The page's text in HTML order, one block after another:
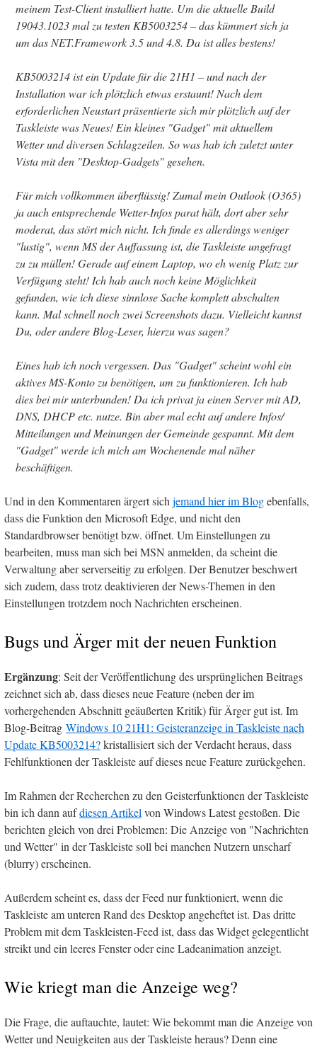
meinem Test-Client installiert hatte. Um die aktuelle Build
19043.1023 mal zu testen KB5003254 – das kümmert sich ja
um das NET.Framework 3.5 und 4.8. Da ist alles bestens!
KB5003214 ist ein Update für die 21H1 – und nach der
Installation war ich plötzlich etwas erstaunt! Nach dem
erforderlichen Neustart präsentierte sich mir plötzlich auf der
Taskleiste was Neues! Ein kleines "Gadget" mit aktuellem
Wetter und diversen Schlagzeilen. So was hab ich zuletzt unter
Vista mit den "Desktop-Gadgets" gesehen.
Für mich vollkommen überflüssig! Zumal mein Outlook (O365)
ja auch entsprechende Wetter-Infos parat hält, dort aber sehr
moderat, das stört mich nicht. Ich finde es allerdings weniger
"lustig", wenn MS der Auffassung ist, die Taskleiste ungefragt
zu zu müllen! Gerade auf einem Laptop, wo eh wenig Platz zur
Verfügung steht! Ich hab auch noch keine Möglichkeit
gefunden, wie ich diese sinnlose Sache komplett abschalten
kann. Mal schnell noch zwei Screenshots dazu. Vielleicht kannst
Du, oder andere Blog-Leser, hierzu was sagen?
Eines hab ich noch vergessen. Das "Gadget" scheint wohl ein
aktives MS-Konto zu benötigen, um zu funktionieren. Ich hab
dies bei mir unterbunden! Da ich privat ja einen Server mit AD,
DNS, DHCP etc. nutze. Bin aber mal echt auf andere Infos/
Mitteilungen und Meinungen der Gemeinde gespannt. Mit dem
"Gadget" werde ich mich am Wochenende mal näher
beschäftigen.
Und in den Kommentaren ärgert sichjemand hier im Blogebenfalls,
dass die Funktion den Microsoft Edge, und nicht den
Standardbrowser benötigt bzw. öffnet. Um Einstellungen zu
bearbeiten, muss man sich bei MSN anmelden, da scheint die
Verwaltung aber serverseitig zu erfolgen. Der Benutzer beschwert
sich zudem, dass trotz deaktivieren der News-Themen in den
Einstellungen trotzdem noch Nachrichten erscheinen.
Bugs und Ärger mit der neuen Funktion
Ergänzung: Seit der Veröffentlichung des ursprünglichen Beitrags
zeichnet sich ab, dass dieses neue Feature (neben der im
vorhergehenden Abschnitt geäußerten Kritik) für Ärger gut ist. Im
Blog-Beitrag Windows 10 21H1: Geisteranzeige in Taskleiste nach
Update KB5003214?kristallisiert sich der Verdacht heraus, dass
Fehlfunktionen der Taskleiste auf dieses neue Feature zurückgehen.
Im Rahmen der Recherchen zu den Geisterfunktionen der Taskleiste
bin ich dann aufdiesen Artikelvon Windows Latest gestoßen. Die
berichten gleich von drei Problemen: Die Anzeige von "Nachrichten
und Wetter" in der Taskleiste soll bei manchen Nutzern unscharf
(blurry) erscheinen.
Außerdem scheint es, dass der Feed nur funktioniert, wenn die
Taskleiste am unteren Rand des Desktop angeheftet ist. Das dritte
Problem mit dem Taskleisten-Feed ist, dass das Widget gelegentlicht
streikt und ein leeres Fenster oder eine Ladeanimation anzeigt.
Wie kriegt man die Anzeige weg?
Die Frage, die auftauchte, lautet: Wie bekommt man die Anzeige von
Wetter und Neuigkeiten aus der Taskleiste heraus? Denn eine